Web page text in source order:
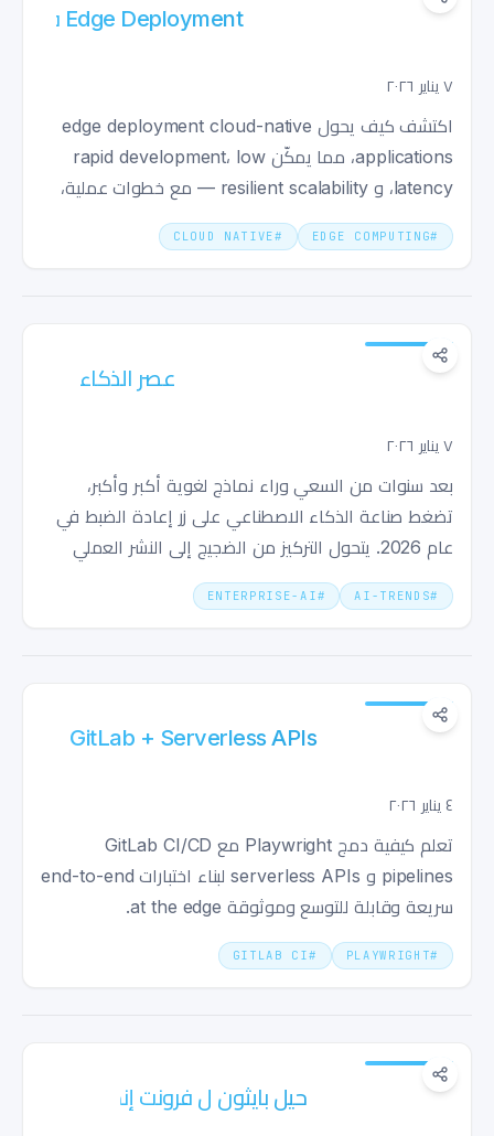
Edge Deployment في عصر Cloud-Native:
٧ يناير ٢٠٢٦
اكتشف كيف يحول edge deployment cloud-native
applications، مما يمكّن rapid development، low
latency، و resilient scalability — مع خطوات عملية،
وأمثلة كود، ورؤى واقعية.
#
EDGE COMPUTING
#
CLOUD NATIVE
عصر الذكاء الاصطناعي العملي - 2026 يشير
٧ يناير ٢٠٢٦
بعد سنوات من السعي وراء نماذج لغوية أكبر وأكبر،
تضغط صناعة الذكاء الاصطناعي على زر إعادة الضبط في
عام 2026. يتحول التركيز من الضجيج إلى النشر العملي
باستخدام نماذج أصغر، edge computing، وROI حقيقي.
#
AI-TRENDS
#
ENTERPRISE-AI
Playwright + GitLab + Serverless APIs:
٤ يناير ٢٠٢٦
تعلم كيفية دمج Playwright مع GitLab CI/CD
pipelines و serverless APIs لبناء اختبارات end-to-end
سريعة وقابلة للتوسع وموثوقة at the edge.
#
PLAYWRIGHT
#
GITLAB CI
حيل بايثون ل فرونت إند حديث و تحولات